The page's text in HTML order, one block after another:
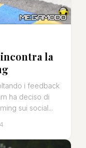
incontra la
i feedback
ha deciso di
sui social...